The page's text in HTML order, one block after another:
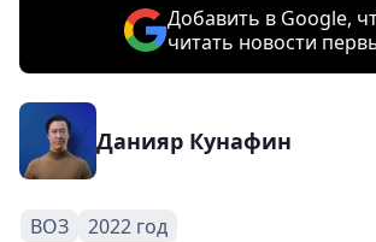
Добавить в Google,
читать новости
Данияр Кунафин
ВОЗ 2022 год